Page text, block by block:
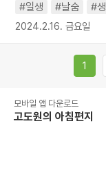
#일생
#날숨 #생
2024.2.16. 금요일
1
모바일 앱 다운로드
고도원의 아침편지